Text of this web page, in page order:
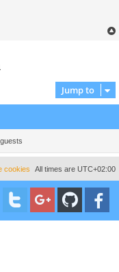
Jump to
All times are UTC+02:00
cookies